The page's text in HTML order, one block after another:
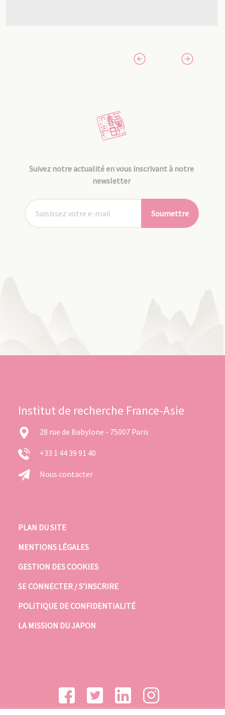
Suivez notre actualité en vous inscrivant à notre
newsletter
Soumettre
Institut de recherche France-Asie
28 rue de Babylone - 75007 Paris
+33 1 44 39 91 40
Nous contacter
PLAN DU SITE
MENTIONS LÉGALES
GESTION DES COOKIES
SE CONNECTER / S’INSCRIRE
POLITIQUE DE CONFIDENTIALITÉ
LA MISSION DU JAPON